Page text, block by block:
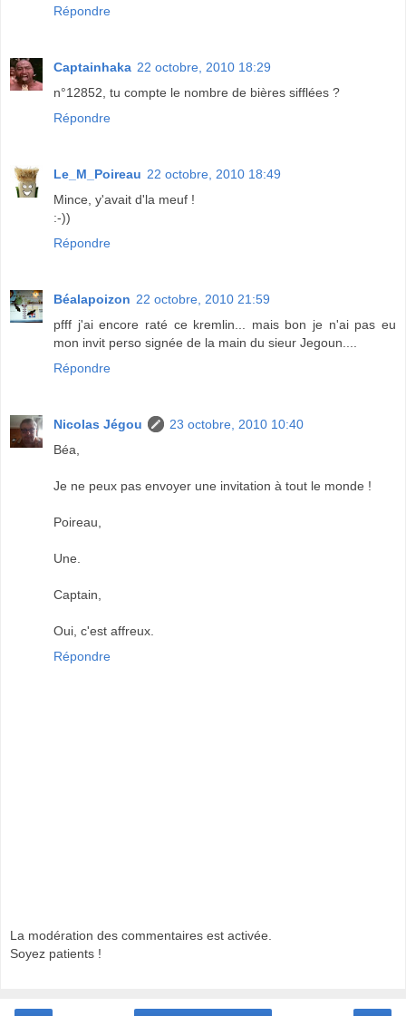
Répondre
Captainhaka 22 octobre, 2010 18:29
n°12852, tu compte le nombre de bières sifflées ?
Répondre
Le_M_Poireau 22 octobre, 2010 18:49
Mince, y'avait d'la meuf !
:-))
Répondre
Béalapoizon 22 octobre, 2010 21:59
pfff j'ai encore raté ce kremlin... mais bon je n'ai pas eu
mon invit perso signée de la main du sieur Jegoun....
Répondre
Nicolas Jégou
23 octobre, 2010 10:40
Béa,
Je ne peux pas envoyer une invitation à tout le monde !
Poireau,
Une.
Captain,
Oui, c'est affreux.
Répondre
La modération des commentaires est activée.
Soyez patients !